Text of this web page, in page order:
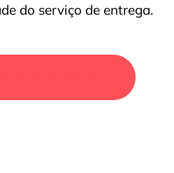
do serviço de entrega.